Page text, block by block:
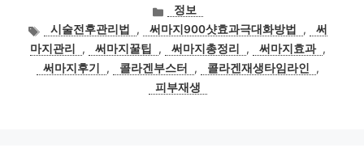
카
테
고
리
정보
태
그
시술전후관리법 , 써마지900샷효과극대화방법 ,
써
마지관리
, 써마지꿀팁 , 써마지총정리 , 써마지효과 ,
써마지후기
, 콜라겐부스터 , 콜라겐재생타임라인
,
피부재생